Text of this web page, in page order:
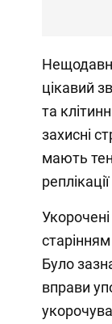
цікавий
та
захисні
мають
Було
вправи